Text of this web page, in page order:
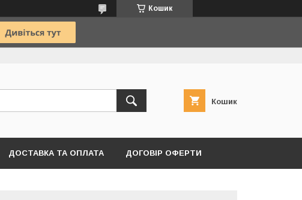
Кошик
Кошик
ДОСТАВКА ТА ОПЛАТА ДОГОВІР ОФЕРТИ